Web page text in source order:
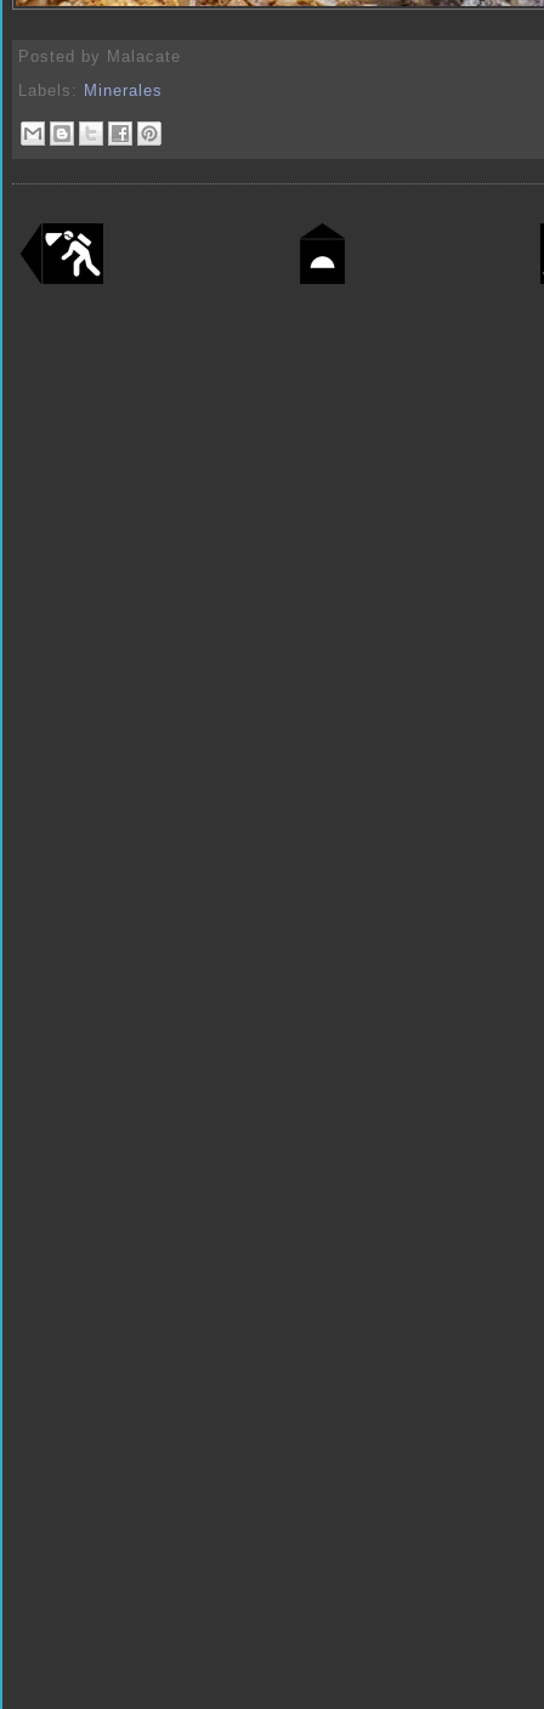
Posted by Malacate
Labels:
Minerales